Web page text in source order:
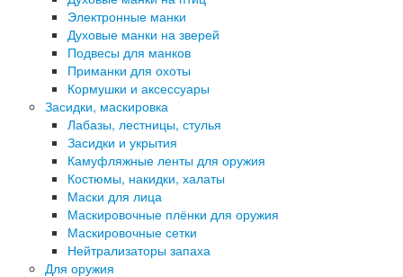
Электронные манки
Духовые манки на зверей
Подвесы для манков
Приманки для охоты
Кормушки и аксессуары
Засидки, маскировка
Лабазы, лестницы, стулья
Засидки и укрытия
Камуфляжные ленты для оружия
Костюмы, накидки, халаты
Маски для лица
Маскировочные плёнки для оружия
Маскировочные сетки
Нейтрализаторы запаха
Для оружия